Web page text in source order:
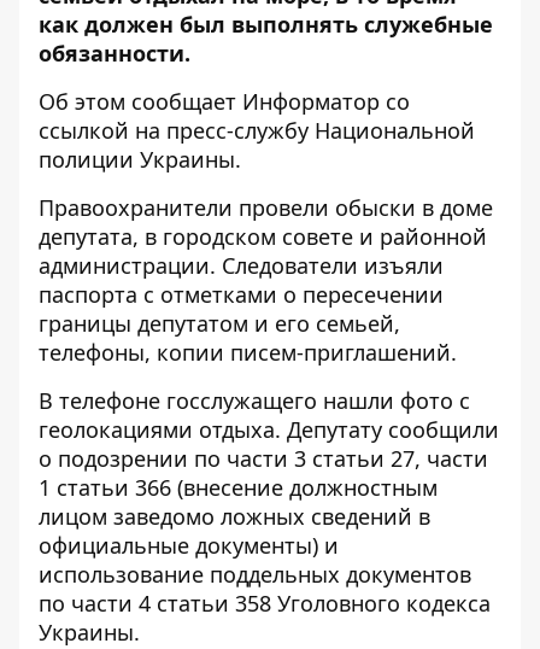
как должен был выполнять служебные
обязанности.
Об этом сообщает Информатор со
ссылкой на пресс-службу Национальной
полиции Украины.
Правоохранители провели обыски в доме
депутата, в городском совете и районной
администрации. Следователи изъяли
паспорта с отметками о пересечении
границы депутатом и его семьей,
телефоны, копии писем-приглашений.
В телефоне госслужащего нашли фото с
геолокациями отдыха. Депутату сообщили
о подозрении по части 3 статьи 27, части
1 статьи 366 (внесение должностным
лицом заведомо ложных сведений в
официальные документы) и
использование поддельных документов
по части 4 статьи 358 Уголовного кодекса
Украины.